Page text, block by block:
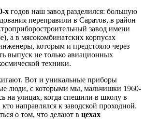
х годов наш завод раз­делился: большую
переправили в Саратов, в район
завод имени
а в мясокомбинатских корпусах
которым и предсто­яло через
выпуск не толь­ко авиационных
техники.
Вот и уникальные при­боры
люди, с которыми мы, маль­чишки 1960-
на улицах, когда спе­шили в школу в
направлялся к заводской проходной.
о том, что делают в цехах